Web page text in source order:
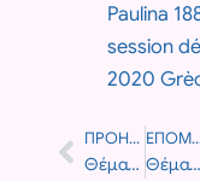
Paulina
session
2020
Prev ΠΡΟΗΓΟΎΜΕΝΟ
Θέματα εξετάσεων Sorbonne C1 2020 Θέματα εξετάσεων Sorbonne C2 2021